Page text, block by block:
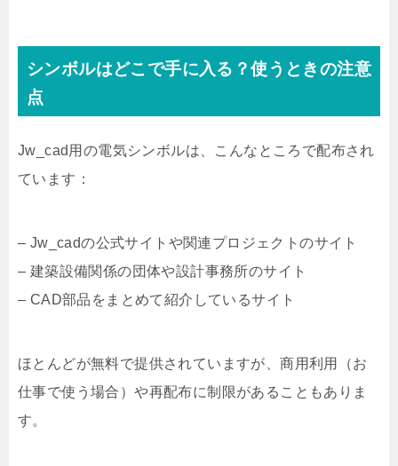
シンボルはどこで手に入る？使うときの注意
点
Jw_cad用の電気シンボルは、こんなところで配布され
ています：
– Jw_cadの公式サイトや関連プロジェクトのサイト
– 建築設備関係の団体や設計事務所のサイト
– CAD部品をまとめて紹介しているサイト
ほとんどが無料で提供されていますが、商用利用（お
仕事で使う場合）や再配布に制限があることもありま
す。